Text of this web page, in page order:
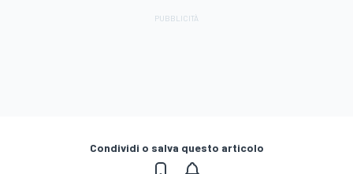
Condividi o salva questo articolo